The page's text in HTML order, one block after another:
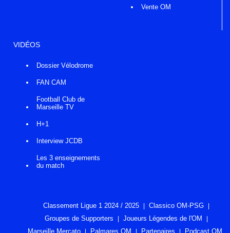
Vente OM
VIDÉOS
Dossier Vélodrome
FAN CAM
Football Club de
Marseille TV
H+1
Interview JCDB
Les 3 enseignements
du match
Classement Ligue 1 2024 / 2025
Classico OM-PSG
Groupes de Supporters
Joueurs Légendes de l'OM
Marseille Mercato
Palmares OM Partenaires Podcast OM